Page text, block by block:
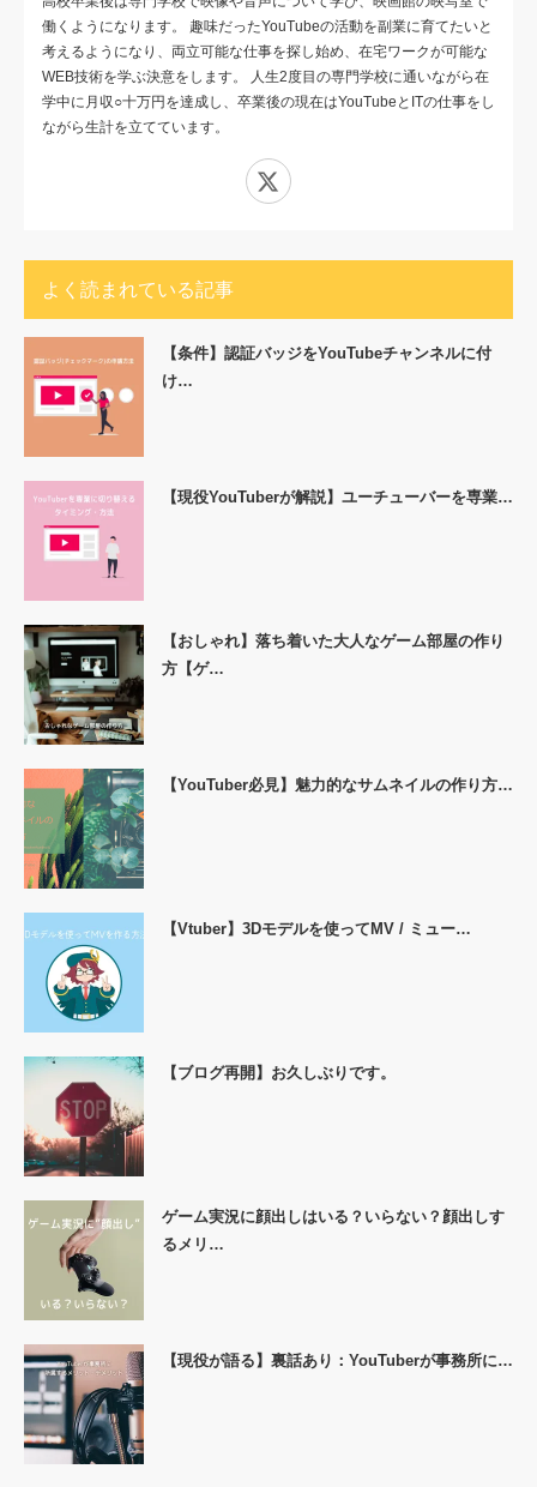
働くようになります。 趣味だったYouTubeの活動を副業に育てたいと
考えるようになり、両立可能な仕事を探し始め、在宅ワークが可能な
WEB技術を学ぶ決意をします。 人生2度目の専門学校に通いながら在
学中に月収○十万円を達成し、卒業後の現在はYouTubeとITの仕事をし
ながら生計を立てています。
よく読まれている記事
【条件】認証バッジをYouTubeチャンネルに付
け…
【現役YouTuberが解説】ユーチューバーを専業…
【おしゃれ】落ち着いた大人なゲーム部屋の作り
方【ゲ…
【YouTuber必見】魅力的なサムネイルの作り方…
【Vtuber】3Dモデルを使ってMV / ミュー…
【ブログ再開】お久しぶりです。
ゲーム実況に顔出しはいる？いらない？顔出しす
るメリ…
【現役が語る】裏話あり：YouTuberが事務所に…